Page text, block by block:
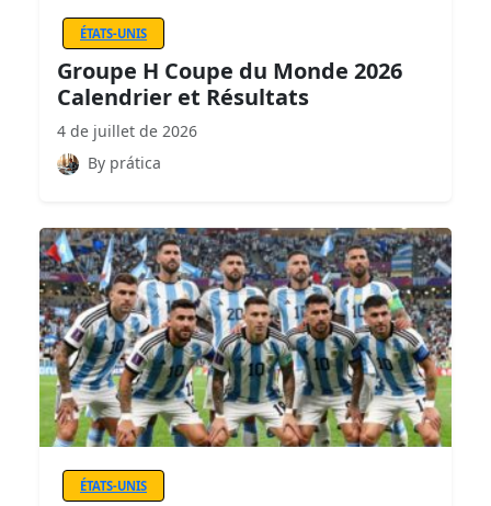
ÉTATS-UNIS
Groupe H Coupe du Monde 2026
Calendrier et Résultats
4 de juillet de 2026
By prática
ÉTATS-UNIS